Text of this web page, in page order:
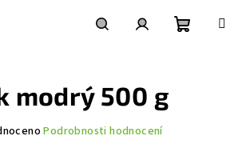
modrý 500 g
Podrobnosti hodnocení